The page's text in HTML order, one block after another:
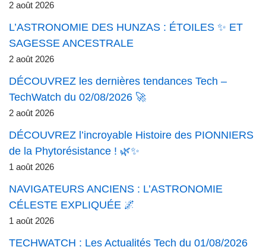
2 août 2026
L’ASTRONOMIE DES HUNZAS : ÉTOILES ✨ ET
SAGESSE ANCESTRALE
2 août 2026
DÉCOUVREZ les dernières tendances Tech –
TechWatch du 02/08/2026 🚀
2 août 2026
DÉCOUVREZ l’incroyable Histoire des PIONNIERS
de la Phytorésistance ! 🌿✨
1 août 2026
NAVIGATEURS ANCIENS : L’ASTRONOMIE
CÉLESTE EXPLIQUÉE 🌌
1 août 2026
TECHWATCH : Les Actualités Tech du 01/08/2026